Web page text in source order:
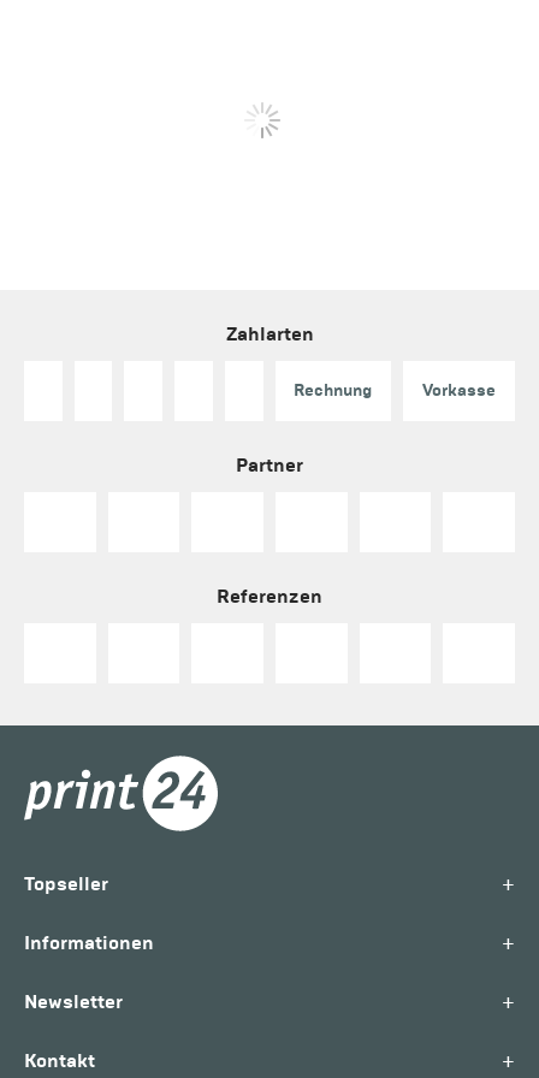
Zahlarten
Rechnung Vorkasse
Partner
Referenzen
Topseller +
Informationen +
Newsletter +
Kontakt +